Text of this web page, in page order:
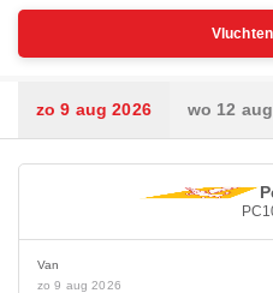
zo 9 aug 2026 wo 12
Van
zo 9 aug 2026